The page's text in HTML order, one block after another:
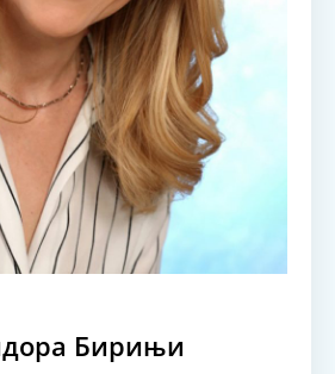
Бирињи